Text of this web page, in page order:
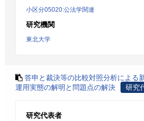
小区分05020:公法学関連
研究機関
東北大学
答申と裁決等の比較対照分析による
運用実態の解明と問題点の解決
研究
研究代表者